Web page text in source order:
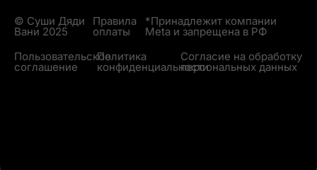
© Суши Дяди
Вани 2025
Правила
оплаты
*Принадлежит компании
Meta и запрещена в РФ
Пользовательское
соглашение
Политика
конфиденциальности
Согласие на обработку
персональных данных